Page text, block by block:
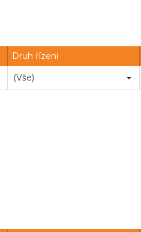
Druh řízení